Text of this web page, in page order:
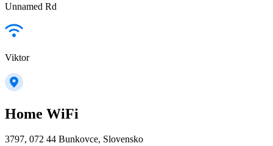
Unnamed Rd
Viktor
Home WiFi
3797, 072 44 Bunkovce, Slovensko